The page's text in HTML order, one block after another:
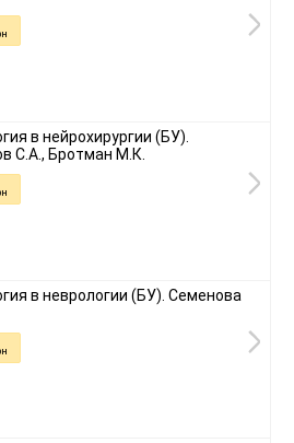
в нейрохирургии (БУ).
С.А., Бротман М.К.
в неврологии (БУ). Семенова